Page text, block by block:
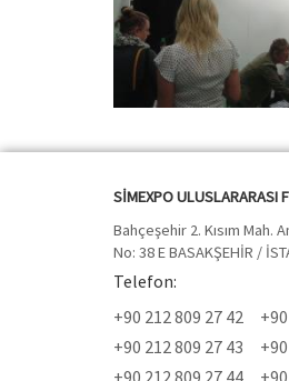
SİMEXPO ULUSLARARASI
Bahçeşehir 2. Kısım Mah.
No: 38 E BASAKŞEHİR /
Telefon:
+90 212 809 27 42
+90 212 809 27 43
+90 212 809 27 44